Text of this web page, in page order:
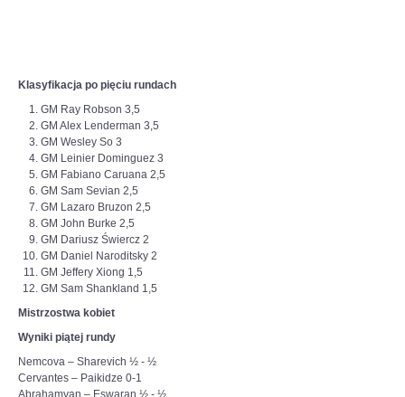
Klasyfikacja po pięciu rundach
GM Ray Robson 3,5
GM Alex Lenderman 3,5
GM Wesley So 3
GM Leinier Dominguez 3
GM Fabiano Caruana 2,5
GM Sam Sevian 2,5
GM Lazaro Bruzon 2,5
GM John Burke 2,5
GM Dariusz Świercz 2
GM Daniel Naroditsky 2
GM Jeffery Xiong 1,5
GM Sam Shankland 1,5
Mistrzostwa kobiet
Wyniki piątej rundy
Nemcova – Sharevich ½ - ½
Cervantes – Paikidze 0-1